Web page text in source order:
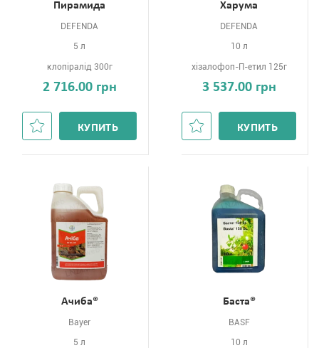
Пирамида
DEFENDA
5 л
клопіралід 300г
2 716.00 грн
КУПИТЬ
Харума
DEFENDA
10 л
хізалофоп-П-етил 125г
3 537.00 грн
КУПИТЬ
Ачиба®
Bayer
5 л
Баста®
BASF
10 л